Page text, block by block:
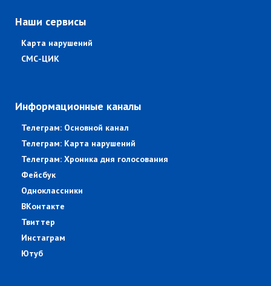
Наши сервисы
Карта нарушений
СМС-ЦИК
Информационные каналы
Телеграм: Основной канал
Телеграм: Карта нарушений
Телеграм: Хроника дня голосования
Фейсбук
Одноклассники
ВКонтакте
Твиттер
Инстаграм
Ютуб